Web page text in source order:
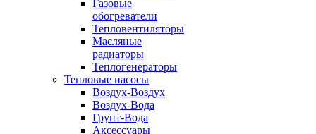
Газовые
обогреватели
Тепловентиляторы
Масляные
радиаторы
Теплогенераторы
Тепловые насосы
Воздух-Воздух
Воздух-Вода
Грунт-Вода
Аксессуары